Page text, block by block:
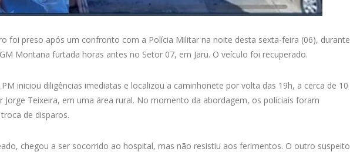
foi preso após um confronto com a Polícia Militar na noite desta sexta-feira (06), durante
Montana furtada horas antes no Setor 07, em Jaru. O veículo foi recuperado.
iniciou diligências imediatas e localizou a caminhonete por volta das 19h, a cerca de 10
Jorge Teixeira, em uma área rural. No momento da abordagem, os policiais foram
de disparos.
chegou a ser socorrido ao hospital, mas não resistiu aos ferimentos. O outro suspeito